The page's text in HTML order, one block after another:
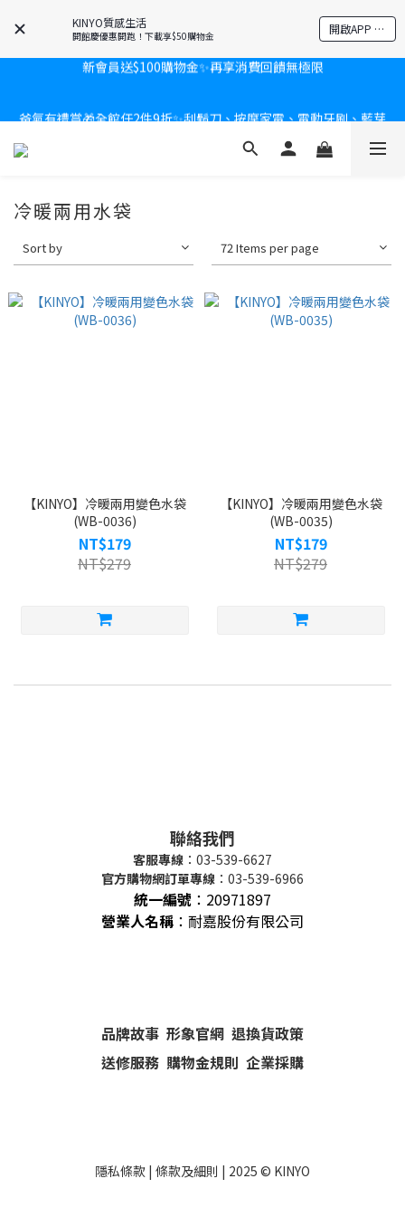
KINYO質感生活
開館慶優惠開跑！下載享$50購物金 開啟APP 享隱藏優惠
新會員送$100購物金✨再享消費回饋無極限
爸氣有禮賞🎁全館任2件9折✨刮鬍刀、按摩家電、電動牙刷、藍芽
新會員送$100購物金✨再享消費回饋無極限
冷暖兩用水袋
Sort by 72 Items per page
【KINYO】冷暖兩用變色水袋
(WB-0036)
NT$179
NT$279
【KINYO】冷暖兩用變色水袋
(WB-0035)
NT$179
NT$279
聯絡我們
客服專線 ：03-539-6627
官方購物網訂單專線 ：03-539-6966
統一編號 ： 20971897
營業人名稱 ：耐嘉股份有限公司
品牌故事 形象官網 退換貨政策
送修服務 購物金規則 企業採購
隱私條款 | 條款及細則 | 2025 © KINYO